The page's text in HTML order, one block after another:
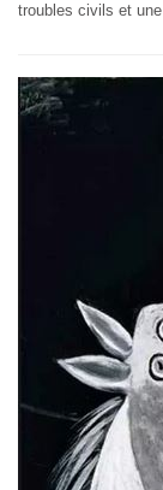
troubles civils et